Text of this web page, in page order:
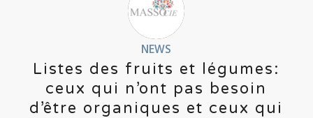
NEWS
Listes des fruits et légumes:
ceux qui n’ont pas besoin
d’être organiques et ceux qui